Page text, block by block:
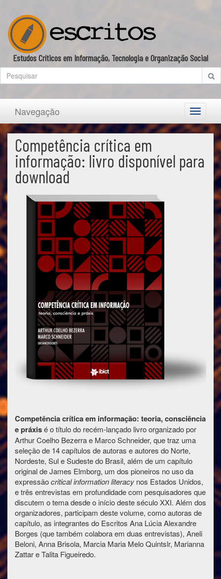
Estudos Críticos em Informação, Tecnologia e Organização Social
Toggle
Navegação
Competência crítica em
informação: livro disponível para
download
Competência crítica em informação: teoria, consciência
e práxisé o título do recém-lançado livro organizado por
Arthur Coelho Bezerra e Marco Schneider, que traz uma
seleção de 14 capítulos de autoras e autores do Norte,
Nordeste, Sul e Sudeste do Brasil, além de um capítulo
original de James Elmborg, um dos pioneiros no uso da
expressãocritical information literacy nos Estados Unidos,
e três entrevistas em profundidade com pesquisadores que
discutem o tema desde o início deste século XXI. Além dos
organizadores, participam deste volume, como autoras de
capítulo, as integrantes do Escritos Ana Lúcia Alexandre
Borges (que também colabora em duas entrevistas), Aneli
Beloni, Anna Brisola, Marcia Maria Melo Quintslr, Marianna
Zattar e Talita Figueiredo.